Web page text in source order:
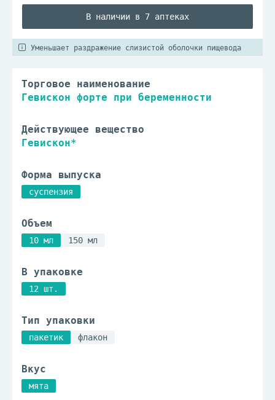
В наличии в 7 аптеках
Уменьшает раздражение слизистой оболочки пищевода
Торговое наименование
Гевискон форте при беременности
Действующее вещество
Гевискон*
Форма выпуска
суспензия
Объем
10 мл 150 мл
В упаковке
12 шт.
Тип упаковки
пакетик флакон
Вкус
мята